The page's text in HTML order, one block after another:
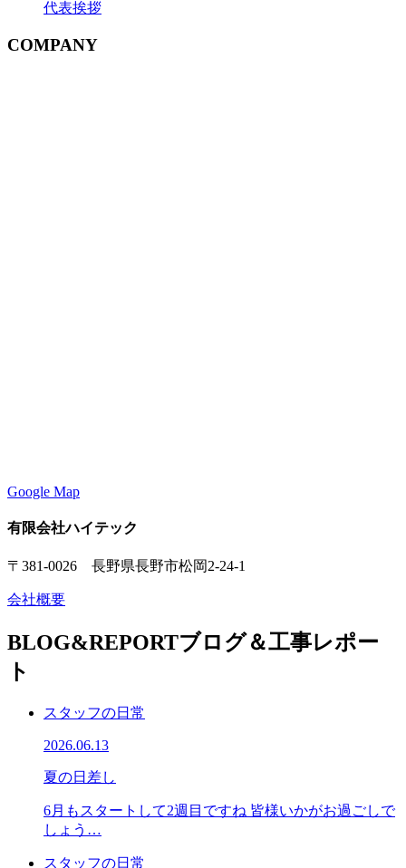
代表挨拶
COMPANY
Google Map
有限会社ハイテック
〒381-0026 長野県長野市松岡2-24-1
会社概要
BLOG&REPORTブログ＆工事レポー
ト
スタッフの日常
2026.06.13
夏の日差し
6月もスタートして2週目ですね 皆様いかがお過ごしで
しょう…
スタッフの日常